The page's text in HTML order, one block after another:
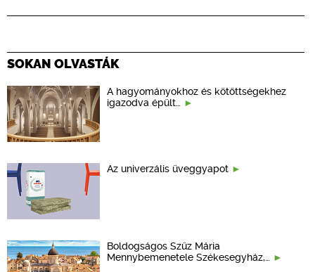
SOKAN OLVASTÁK
A hagyományokhoz és kötöttségekhez
igazodva épült…
Az univerzális üveggyapot
Boldogságos Szűz Mária
Mennybemenetele Székesegyház,…